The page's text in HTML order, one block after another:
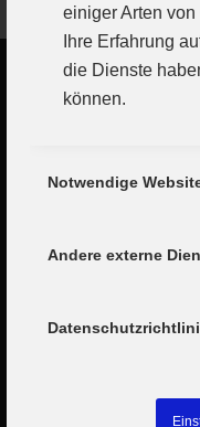
einiger Arten
Ihre Erfahrung
die Dienste
können.
Notwendige
Andere externe